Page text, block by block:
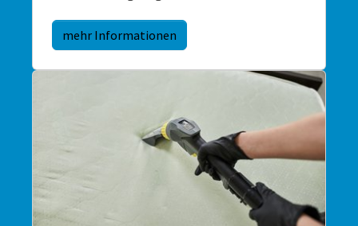
mehr Informationen